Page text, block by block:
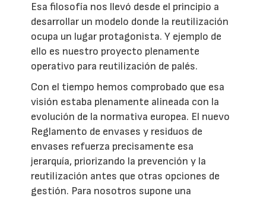
Esa filosofía nos llevó desde el principio a
desarrollar un modelo donde la reutilización
ocupa un lugar protagonista. Y ejemplo de
ello es nuestro proyecto plenamente
operativo para reutilización de palés.
Con el tiempo hemos comprobado que esa
visión estaba plenamente alineada con la
evolución de la normativa europea. El nuevo
Reglamento de envases y residuos de
envases refuerza precisamente esa
jerarquía, priorizando la prevención y la
reutilización antes que otras opciones de
gestión. Para nosotros supone una